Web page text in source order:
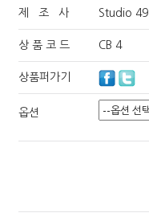
제 조 사 Studio 49
상 품 코 드 CB 4
상품퍼가기
옵션